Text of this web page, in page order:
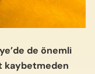
de önemli
kaybetmeden